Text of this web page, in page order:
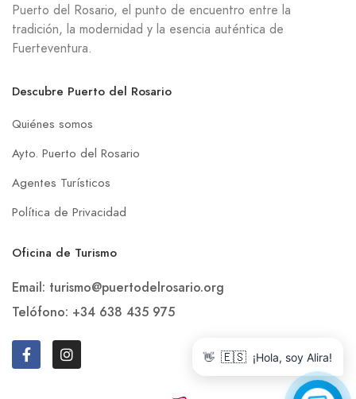
Puerto del Rosario, el punto de encuentro entre la
tradición, la modernidad y la esencia auténtica de
Fuerteventura.
Descubre Puerto del Rosario
Quiénes somos
Ayto. Puerto del Rosario
Agentes Turísticos
Política de Privacidad
Oficina de Turismo
Email: turismo@puertodelrosario.org
Telófono: +34 638 435 975
👋 🇪🇸 ¡Hola, soy Alira!